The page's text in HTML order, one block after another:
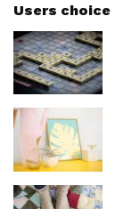
Users choice